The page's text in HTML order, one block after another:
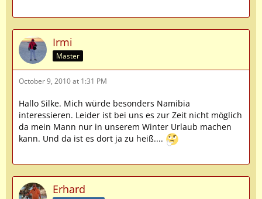
Irmi
Master
October 9, 2010 at 1:31 PM
Hallo Silke. Mich würde besonders Namibia
interessieren. Leider ist bei uns es zur Zeit nicht möglich
da mein Mann nur in unserem Winter Urlaub machen
kann. Und da ist es dort ja zu heiß....
Erhard